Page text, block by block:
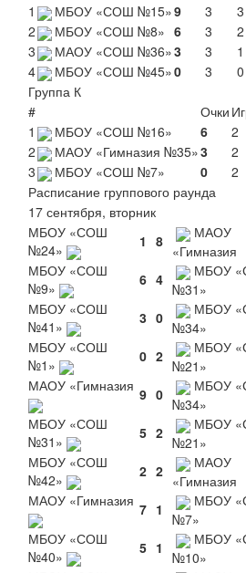
1
МБОУ «СОШ №15»9 3 3
2
МБОУ «СОШ №8» 6 3 2
3
МАОУ «СОШ №36»3 3 1
4
МБОУ «СОШ №45»0 3 0
Группа К
#
Очки
1
МБОУ «СОШ №16» 6 2
2
МАОУ «Гимназия №35»3 2
3
МБОУ «СОШ №7» 0 2
Расписание группового раунда
17 сентября, вторник
МБОУ «СОШ
№24»
1 8
МАОУ
«Гимназия
МБОУ «СОШ
№9»
6 4
МБОУ
№31»
МБОУ «СОШ
№41»
3 0
МБОУ
№34»
МБОУ «СОШ
№1»
0 2
МБОУ
№21»
МАОУ «Гимназия 9 0
МБОУ
№34»
МБОУ «СОШ
№31»
5 2
МБОУ
№21»
МБОУ «СОШ
№42»
2 2
МАОУ
«Гимназия
МАОУ «Гимназия 7 1
МБОУ
№7»
МБОУ «СОШ
№40»
5 1
МБОУ
№10»